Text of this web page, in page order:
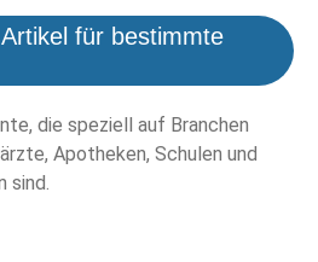
für bestimmte
die speziell auf Branchen
Apotheken, Schulen und
sind.